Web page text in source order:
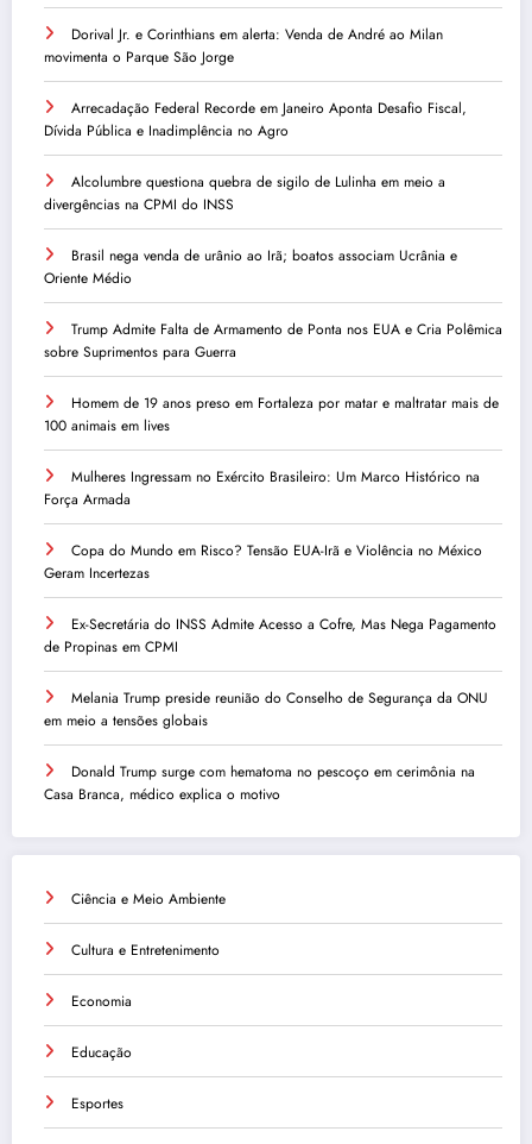
Dorival Jr. e Corinthians em alerta: Venda de André ao Milan
movimenta o Parque São Jorge
Arrecadação Federal Recorde em Janeiro Aponta Desafio Fiscal,
Dívida Pública e Inadimplência no Agro
Alcolumbre questiona quebra de sigilo de Lulinha em meio a
divergências na CPMI do INSS
Brasil nega venda de urânio ao Irã; boatos associam Ucrânia e
Oriente Médio
Trump Admite Falta de Armamento de Ponta nos EUA e Cria Polêmica
sobre Suprimentos para Guerra
Homem de 19 anos preso em Fortaleza por matar e maltratar mais de
100 animais em lives
Mulheres Ingressam no Exército Brasileiro: Um Marco Histórico na
Força Armada
Copa do Mundo em Risco? Tensão EUA-Irã e Violência no México
Geram Incertezas
Ex-Secretária do INSS Admite Acesso a Cofre, Mas Nega Pagamento
de Propinas em CPMI
Melania Trump preside reunião do Conselho de Segurança da ONU
em meio a tensões globais
Donald Trump surge com hematoma no pescoço em cerimônia na
Casa Branca, médico explica o motivo
Ciência e Meio Ambiente
Cultura e Entretenimento
Economia
Educação
Esportes